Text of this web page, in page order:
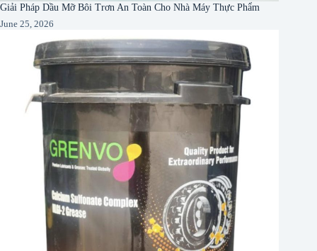
Giải Pháp Dầu Mỡ Bôi Trơn An Toàn Cho Nhà Máy Thực Phẩm
June 25, 2026